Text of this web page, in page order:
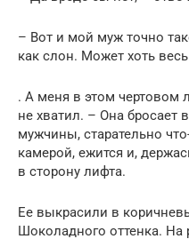
– Вот и мой муж точно
как слон. Может хоть весь
. А меня в этом чертовом
не хватил. – Она бросает
мужчины, старательно
камерой, ежится и,
в сторону лифта.
Ее выкрасили в
Шоколадного оттенка. На